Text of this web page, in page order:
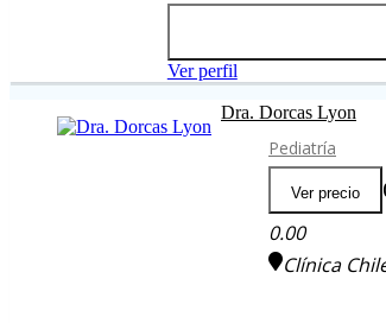
Ver perfil
Dra. Dorcas Lyon
Pediatría
Ver precio
0.00
Clínica